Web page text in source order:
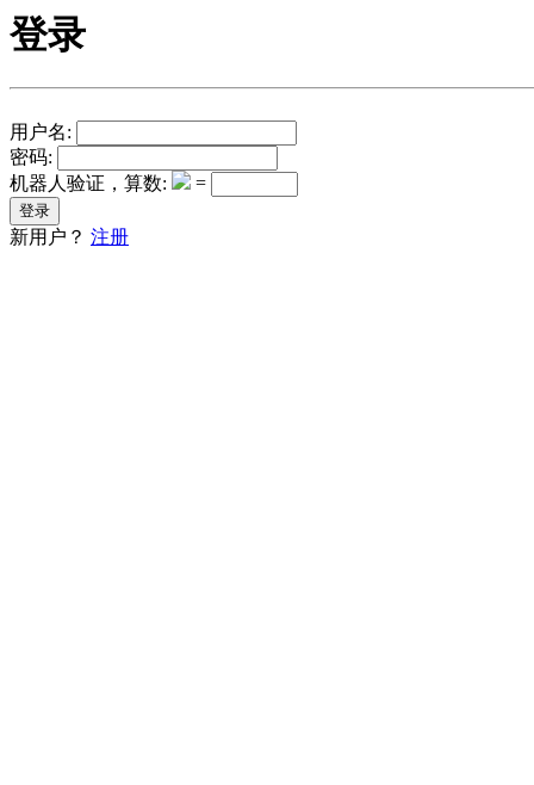
登录
用户名:
密码:
机器人验证，算数:
=
新用户？ 注册